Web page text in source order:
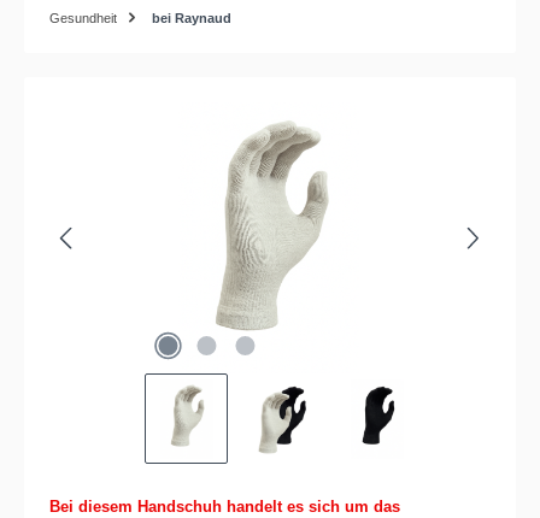
Gesundheit bei Raynaud
Bei diesem Handschuh handelt es sich um das